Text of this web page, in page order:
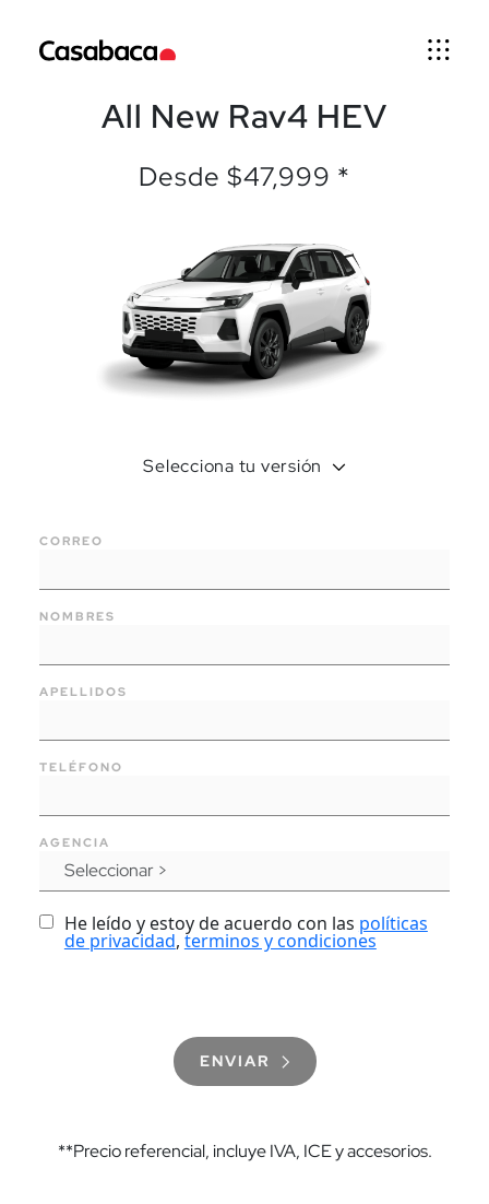
mantenimientos
Repuestos
Exonerados
Financiamiento
Toyota
Go
Contáctanos
All New Rav4 HEV
Desde $47,999 *
Selecciona tu versión
CORREO
NOMBRES
APELLIDOS
TELÉFONO
AGENCIA
He leído y estoy de acuerdo con las políticas
de privacidad, terminos y condiciones
ENVIAR
**Precio referencial, incluye IVA, ICE y accesorios.